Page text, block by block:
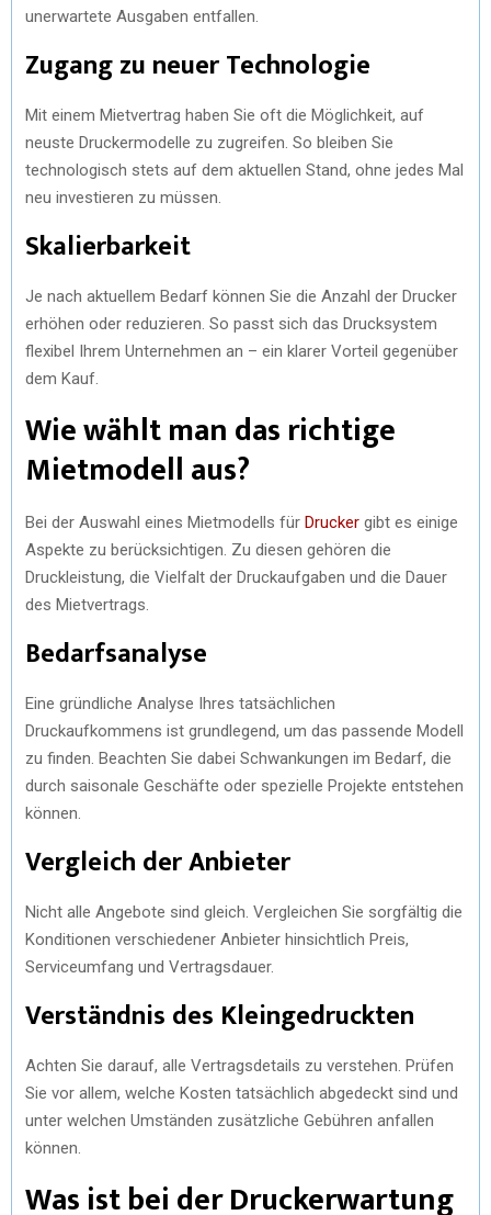
unerwartete Ausgaben entfallen.
Zugang zu neuer Technologie
Mit einem Mietvertrag haben Sie oft die Möglichkeit, auf
neuste Druckermodelle zu zugreifen. So bleiben Sie
technologisch stets auf dem aktuellen Stand, ohne jedes Mal
neu investieren zu müssen.
Skalierbarkeit
Je nach aktuellem Bedarf können Sie die Anzahl der Drucker
erhöhen oder reduzieren. So passt sich das Drucksystem
flexibel Ihrem Unternehmen an – ein klarer Vorteil gegenüber
dem Kauf.
Wie wählt man das richtige
Mietmodell aus?
Bei der Auswahl eines Mietmodells für Drucker gibt es einige
Aspekte zu berücksichtigen. Zu diesen gehören die
Druckleistung, die Vielfalt der Druckaufgaben und die Dauer
des Mietvertrags.
Bedarfsanalyse
Eine gründliche Analyse Ihres tatsächlichen
Druckaufkommens ist grundlegend, um das passende Modell
zu finden. Beachten Sie dabei Schwankungen im Bedarf, die
durch saisonale Geschäfte oder spezielle Projekte entstehen
können.
Vergleich der Anbieter
Nicht alle Angebote sind gleich. Vergleichen Sie sorgfältig die
Konditionen verschiedener Anbieter hinsichtlich Preis,
Serviceumfang und Vertragsdauer.
Verständnis des Kleingedruckten
Achten Sie darauf, alle Vertragsdetails zu verstehen. Prüfen
Sie vor allem, welche Kosten tatsächlich abgedeckt sind und
unter welchen Umständen zusätzliche Gebühren anfallen
können.
Was ist bei der Druckerwartung